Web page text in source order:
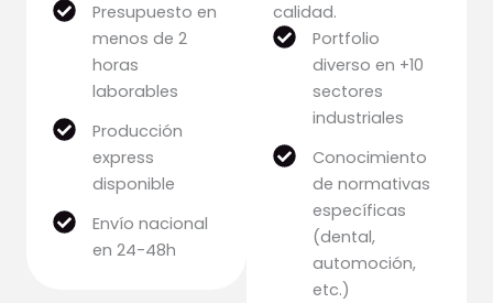
Presupuesto en
menos de 2
horas
laborables
Producción
express
disponible
Envío nacional
en 24-48h
calidad.
Portfolio
diverso en +10
sectores
industriales
Conocimiento
de normativas
específicas
(dental,
automoción,
etc.)